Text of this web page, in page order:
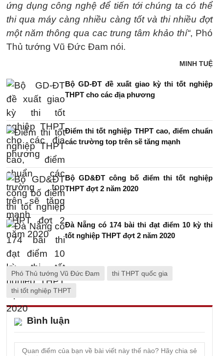
ứng dụng công nghệ để tiến tới chúng ta có thể
thi qua máy càng nhiều càng tốt và thi nhiều đợt
một năm thông qua cac trung tâm khảo thí“, Phó
Thủ tướng Vũ Đức Đam nói.
MINH TUỆ
Bộ GD-ĐT đề xuất giao kỳ thi tốt nghiệp
THPT cho các địa phương
Điểm thi tốt nghiệp THPT cao, điểm chuẩn
các trường top trên sẽ tăng mạnh
Bộ GD&ĐT công bố điểm thi tốt nghiệp
THPT đợt 2 năm 2020
Đà Nẵng có 174 bài thi đạt điểm 10 kỳ thi
tốt nghiệp THPT đợt 2 năm 2020
Phó Thủ tướng Vũ Đức Đam thi THPT quốc gia
thi tốt nghiệp THPT
Bình luận